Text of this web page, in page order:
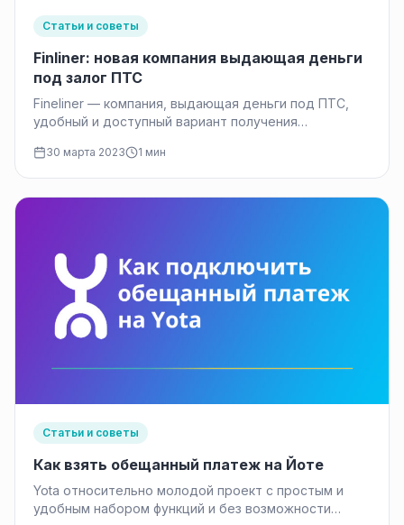
Статьи и советы
Finliner: новая компания выдающая деньги
под залог ПТС
Fineliner — компания, выдающая деньги под ПТС,
удобный и доступный вариант получения
условия…
30 марта 2023 1 мин
Статьи и советы
Как взять обещанный платеж на Йоте
Yota относительно молодой проект с простым и
удобным набором функций и без возможности